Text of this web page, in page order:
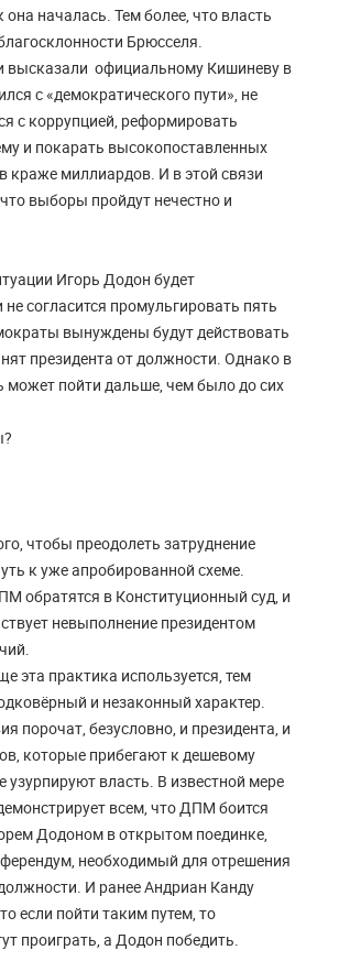
она началась. Тем более, что власть
Брюсселя.
высказали официальному Кишиневу в
с «демократического пути», не
с коррупцией, реформировать
и покарать высокопоставленных
краже миллиардов. И в этой связи
выборы пройдут нечестно и
Игорь Додон будет
не согласится промульгировать пять
вынуждены будут действовать
президента от должности. Однако в
может пойти дальше, чем было до сих
чтобы преодолеть затруднение
к уже апробированной схеме.
обратятся в Конституционный суд, и
невыполнение президентом
эта практика используется, тем
и незаконный характер.
порочат, безусловно, и президента, и
которые прибегают к дешевому
узурпируют власть. В известной мере
всем, что ДПМ боится
Додоном в открытом поединке,
необходимый для отрешения
И ранее Андриан Канду
если пойти таким путем, то
проиграть, а Додон победить.